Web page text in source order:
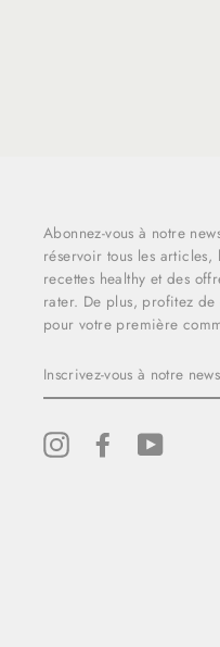
Abonnez-vous à notre
réservoir tous les articles,
recettes healthy et des
rater. De plus, profitez de
pour votre première
VOUS
À
NEWSLETTER
InstagramFacebookYouTube